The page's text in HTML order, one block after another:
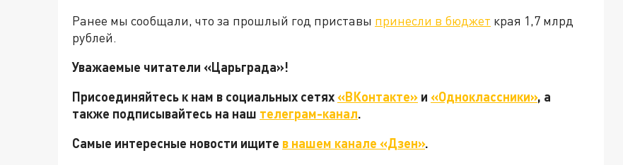
Ранее мы сообщали, что за прошлый год приставы принесли в бюджет края 1,7 млрд
рублей.
Уважаемые читатели «Царьграда»!
Присоединяйтесь к нам в социальных сетях«ВКонтакте» и «Одноклассники», а
также подписывайтесь на наш телеграм-канал.
Самые интересные новости ищите в нашем канале «Дзен».